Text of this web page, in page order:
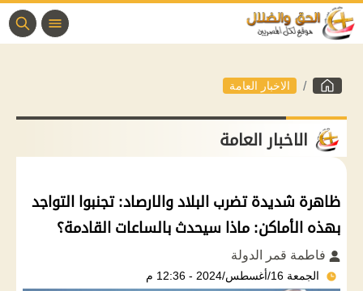
الاخبار العامة
الاخبار العامة
ظاهرة شديدة تضرب البلاد والارصاد: تجنبوا التواجد
بهذه الأماكن: ماذا سيحدث بالساعات القادمة؟
فاطمة قمر الدولة
الجمعة 16/أغسطس/2024 - 12:36 م